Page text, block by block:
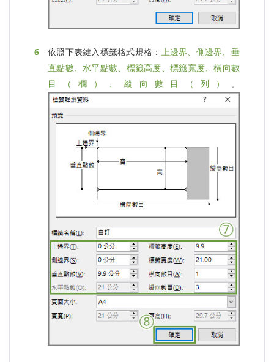
依照下表鍵入標籤格式規格： 上邊界、側邊界、垂
直點數、水平點數、標籤高度、標籤寬度、橫向數
目（欄）、縱向數目（列） 。